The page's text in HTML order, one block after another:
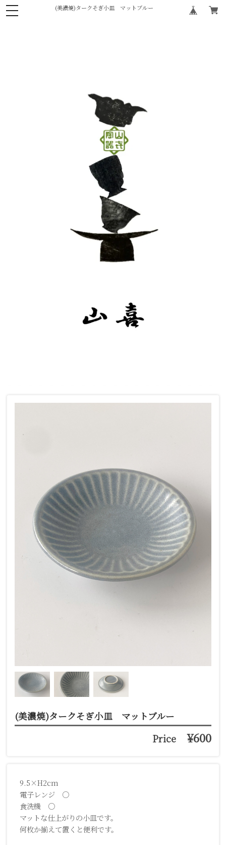
(美濃焼)タークそぎ小皿 マットブルー
(美濃焼)タークそぎ小皿 マットブルー
Price ¥600
9.5×H2cm
電子レンジ ○
食洗機 ○
マットな仕上がりの小皿です。
何枚か揃えて置くと便利です。